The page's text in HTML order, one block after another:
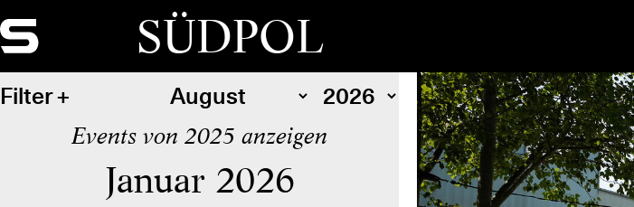
SÜDPOL
Filter
Events von 2025 anzeigen
Januar 2026